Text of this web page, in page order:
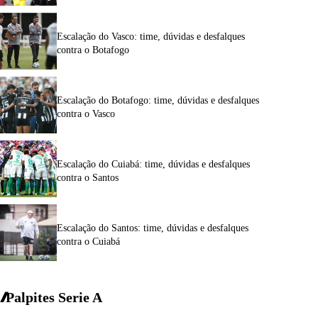
Escalação do Vasco: time, dúvidas e desfalques
contra o Botafogo
Escalação do Botafogo: time, dúvidas e desfalques
contra o Vasco
Escalação do Cuiabá: time, dúvidas e desfalques
contra o Santos
Escalação do Santos: time, dúvidas e desfalques
contra o Cuiabá
Palpites Serie A